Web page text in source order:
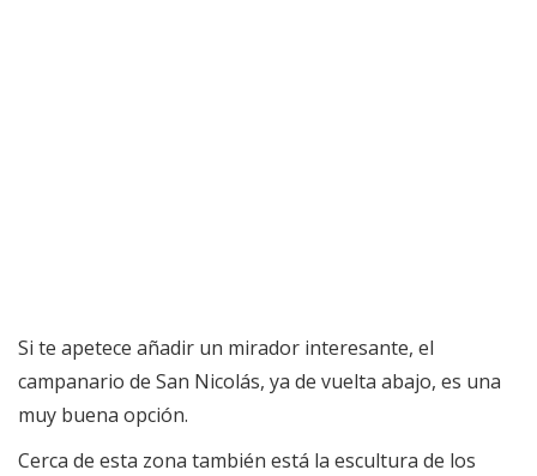
Si te apetece añadir un mirador interesante, el
campanario de San Nicolás, ya de vuelta abajo, es una
muy buena opción.
Cerca de esta zona también está la escultura de los